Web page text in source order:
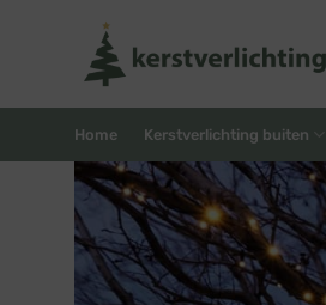
Home Kerstverlichting buiten